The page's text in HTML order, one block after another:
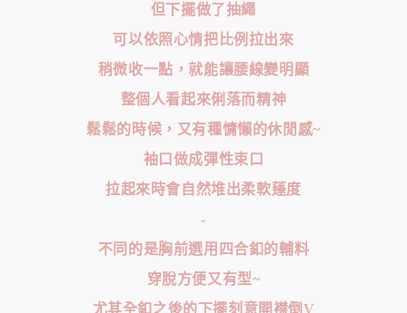
但下擺做了抽繩
可以依照心情把比例拉出來
稍微收一點，就能讓腰線變明顯
整個人看起來俐落而精神
鬆鬆的時候，又有種慵懶的休閒感~
袖口做成彈性束口
拉起來時會自然堆出柔軟蓬度
-
不同的是胸前選用四合釦的輔料
穿脫方便又有型~
尤其全釦之後的下擺刻意開襟倒V